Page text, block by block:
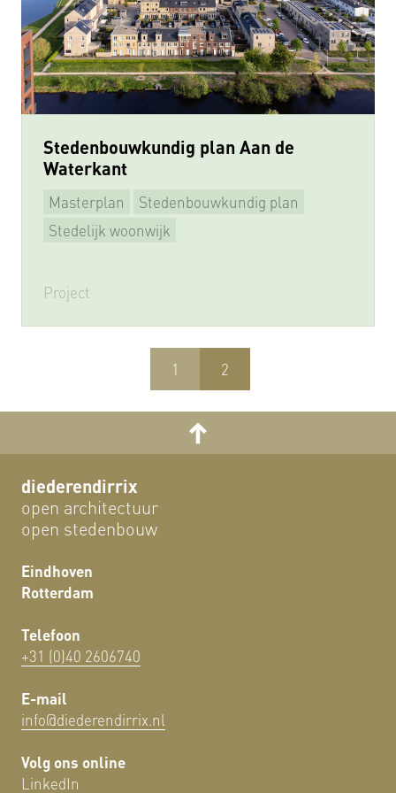
Stedenbouwkundig plan Aan de
Waterkant
Masterplan
Stedenbouwkundig plan
Herstructurering
Stedelijk woonwijk
Project
1 2
diederendirrix
open architectuur
open stedenbouw
Eindhoven
Rotterdam
Telefoon
+31 (0)40 2606740
E-mail
info@diederendirrix.nl
Volg ons online
LinkedIn